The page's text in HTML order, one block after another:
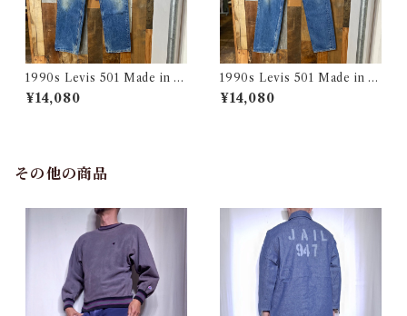
1990s Levis 501 Made in U
SA 実寸 w34 L31 / リーバイ
ス デニム パンツ アメリカ製
¥14,080
1990s Levis 501 Made in U
SA 実寸 w34 L32.5 / リーバ
イス デニム パンツ アメリカ製
¥14,080
その他の商品